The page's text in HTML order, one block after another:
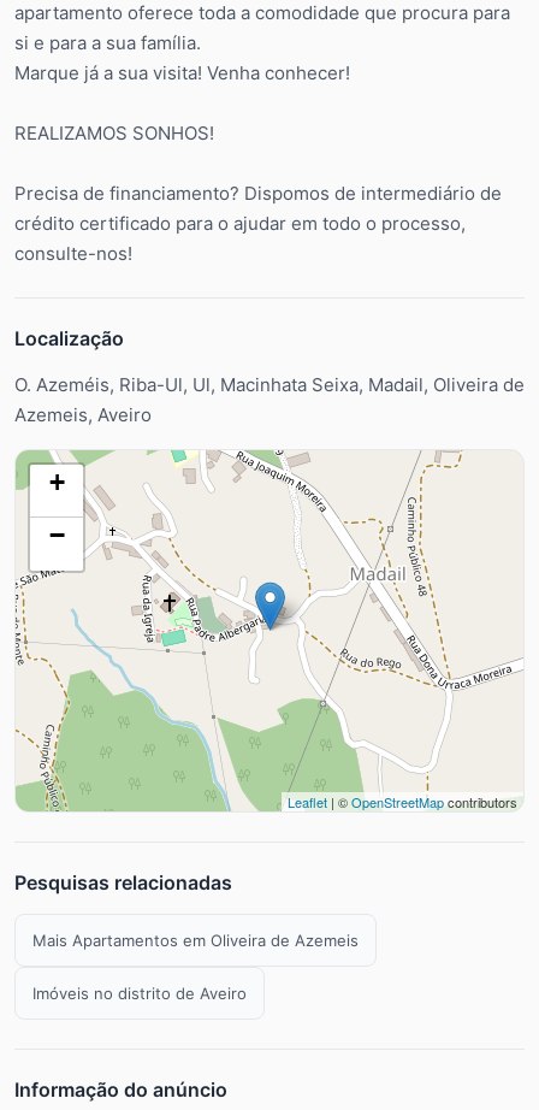
apartamento oferece toda a comodidade que procura para
si e para a sua família.
Marque já a sua visita! Venha conhecer!
REALIZAMOS SONHOS!
Precisa de financiamento? Dispomos de intermediário de
crédito certificado para o ajudar em todo o processo,
consulte-nos!
Localização
O. Azeméis, Riba-Ul, Ul, Macinhata Seixa, Madail, Oliveira de
Azemeis, Aveiro
+
−
Leaflet | ©OpenStreetMapcontributors
Pesquisas relacionadas
Mais Apartamentos em Oliveira de Azemeis
Imóveis no distrito de Aveiro
Informação do anúncio